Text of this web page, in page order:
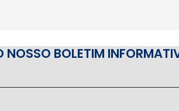
NOSSO BOLETIM